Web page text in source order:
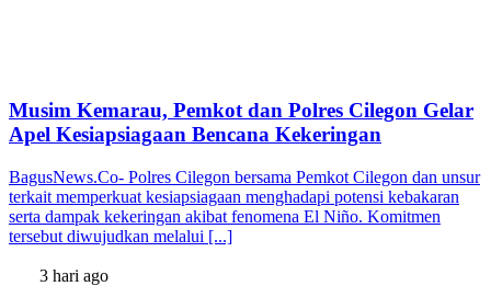
Musim Kemarau, Pemkot dan Polres Cilegon Gelar
Apel Kesiapsiagaan Bencana Kekeringan
BagusNews.Co- Polres Cilegon bersama Pemkot Cilegon dan unsur
terkait memperkuat kesiapsiagaan menghadapi potensi kebakaran
serta dampak kekeringan akibat fenomena El Niño. Komitmen
tersebut diwujudkan melalui [...]
3 hari ago